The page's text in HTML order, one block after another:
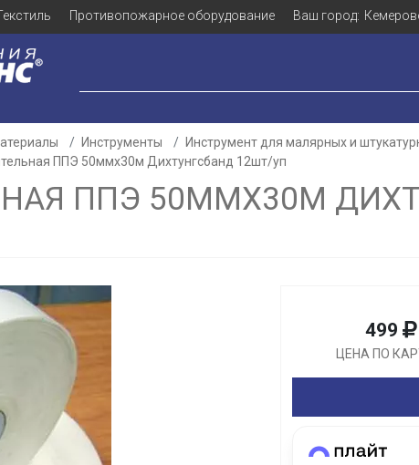
Противопожарное оборудование Ваш город:
Инструменты
Инструмент для малярных и
ППЭ 50ммх30м Дихтунгсбанд 12шт/уп
ППЭ 50ММХ30М
499
ЦЕНА ПО
оплату
частибез переплат
платежей